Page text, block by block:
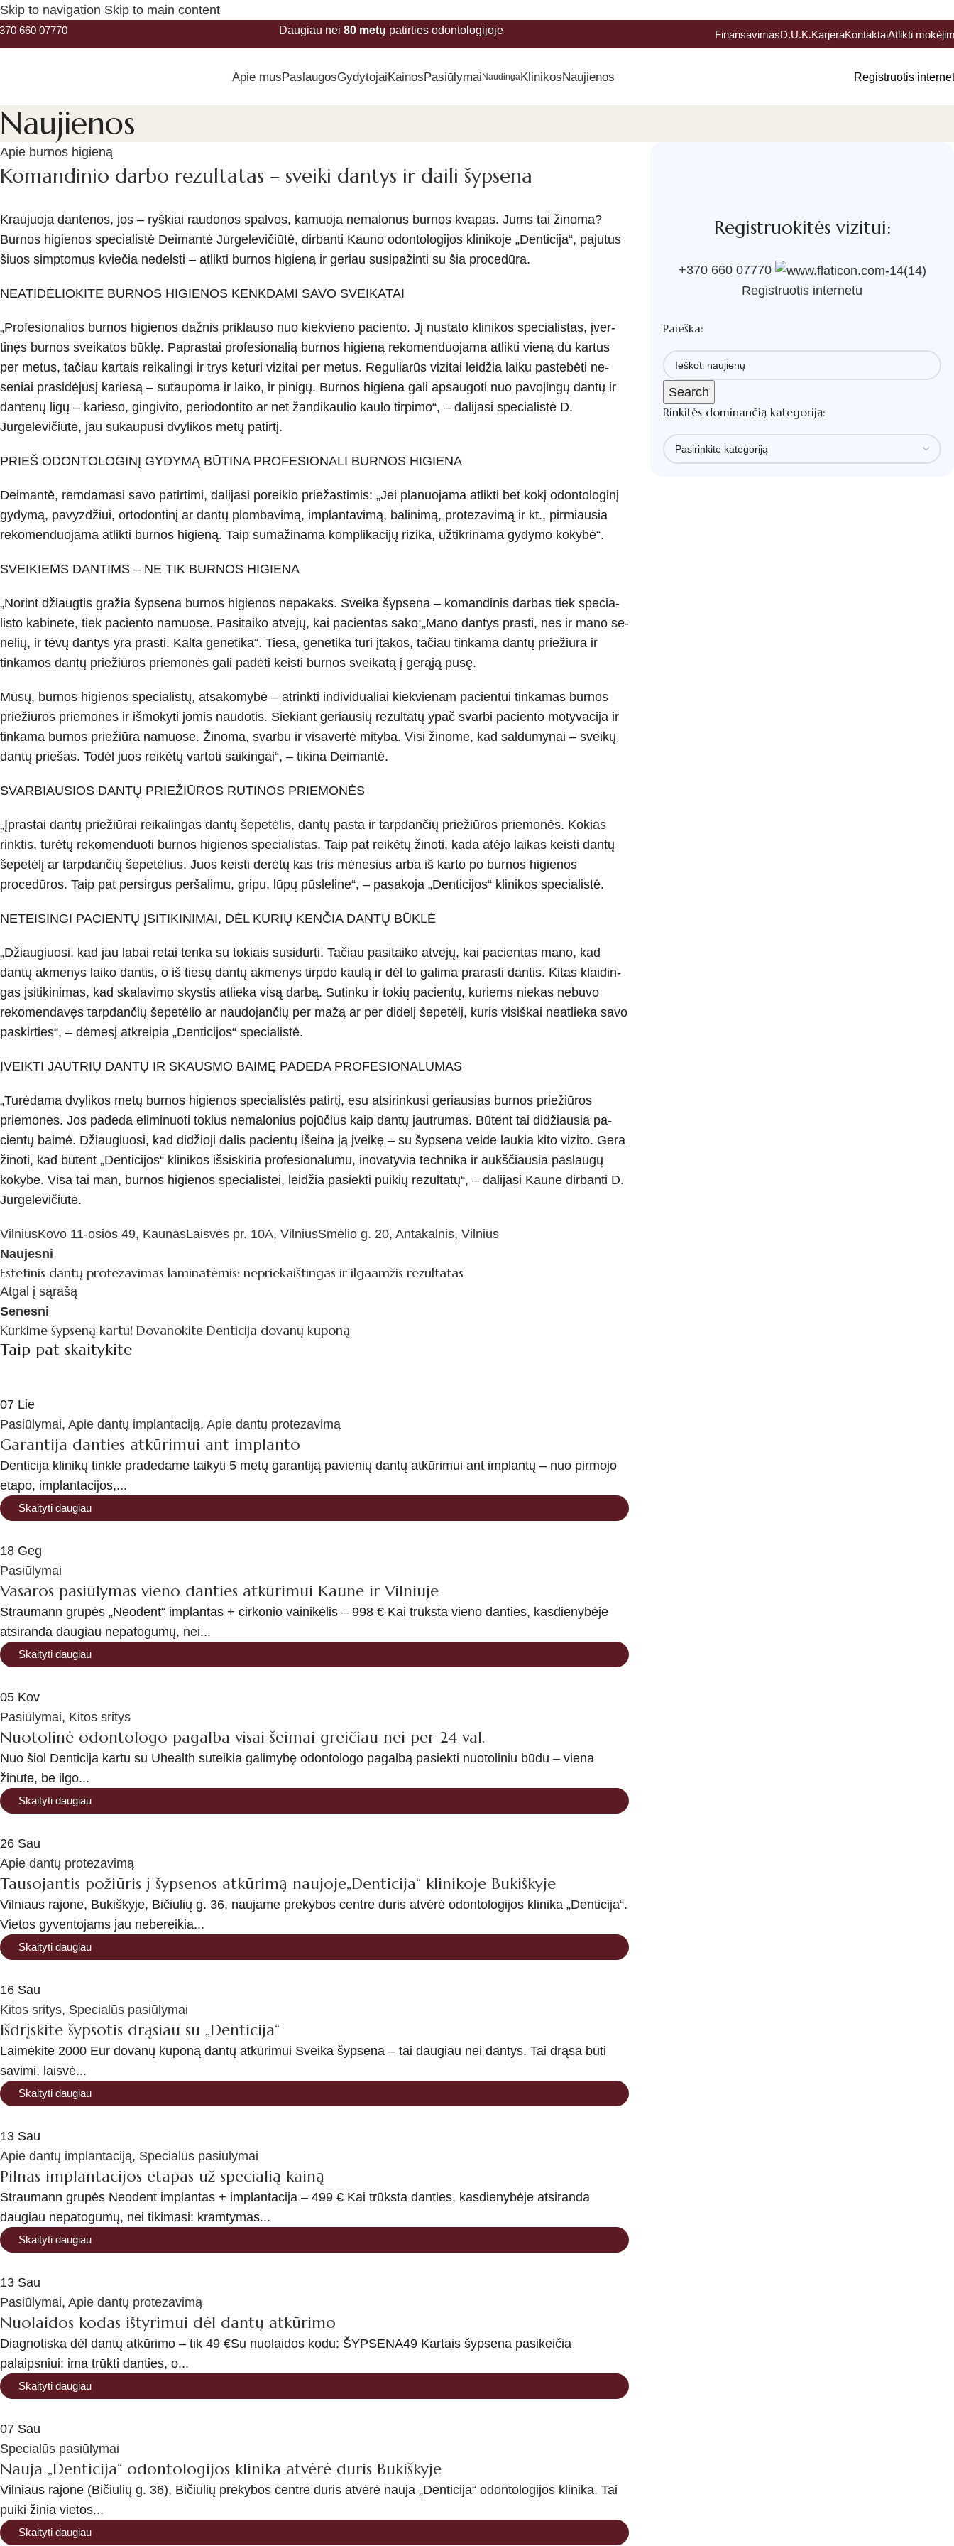
Skip to navigation Skip to main content
660 07770 Daugiau nei 80 metų patirties odontologijoje FinansavimasD.U.K.KarjeraKontaktaiAtlikti
Apie musPaslaugosGydytojaiKainosPasiūlymai NaudingaKlinikosNaujienos Registruotis
Naujienos
Apie burnos higieną
Komandinio darbo rezultatas – sveiki dantys ir daili šypsena
Kraujuoja dante­nos, jos – ryškiai raudonos spalvos, kamuoja nemalo­nus burnos kvapas. Jums tai žinoma?
Burnos higienos specialistė Deimantė Jurgelevičiūtė, dir­banti Kauno odon­tologijos klinikoje „Denticija“, pajutus
šiuos simptomus kviečia nedelsti – at­likti burnos higieną ir geriau susipažinti su šia procedūra.
NEATIDĖLIOKITE BURNOS HIGIENOS KENKDAMI SAVO SVEIKATAI
„Profesionalios burnos higienos daž­nis priklauso nuo kiekvieno paciento. Jį nustato klinikos specialistas, įver­
tinęs burnos sveikatos būklę. Papras­tai profesionalią burnos higieną reko­menduojama atlikti vieną du kartus
per metus, tačiau kartais reikalingi ir trys keturi vizitai per metus. Regulia­rūs vizitai leidžia laiku pastebėti ne­
seniai prasidėjusį kariesą – sutaupo­ma ir laiko, ir pinigų. Burnos higie­na gali apsaugoti nuo pavojingų dan­tų ir
dantenų ligų – karieso, gingivito, periodontito ar net žandikaulio kaulo tirpimo“, – dalijasi specialistė D.
Jurgelevičiūtė, jau sukaupusi dvylikos metų patirtį.
PRIEŠ ODONTOLOGINĮ GYDYMĄ BŪTINA PROFESIONALI BURNOS HIGIENA
Deimantė, remdamasi savo patirti­mi, dalijasi poreikio priežastimis: „Jei planuojama atlikti bet kokį odontolo­ginį
gydymą, pavyzdžiui, ortodonti­nį ar dantų plombavimą, implantavi­mą, balinimą, protezavimą ir kt., pir­miausia
rekomenduojama atlikti bur­nos higieną. Taip sumažinama komplikacijų rizika, užtikrinama gydymo kokybė“.
SVEIKIEMS DANTIMS – NE TIK BURNOS HIGIENA
„Norint džiaugtis gražia šypsena bur­nos higienos nepakaks. Sveika šypse­na – komandinis darbas tiek specia­
listo kabinete, tiek paciento namuose. Pasitaiko atvejų, kai pacientas sako:„Mano dantys prasti, nes ir mano se­
nelių, ir tėvų dantys yra prasti. Kal­ta genetika“. Tiesa, genetika turi įta­kos, tačiau tinkama dantų priežiūra ir
tinkamos dantų priežiūros priemo­nės gali padėti keisti burnos sveikatą į gerąją pusę.
Mūsų, burnos higienos specialistų, atsakomybė – atrinkti in­dividualiai kiekvienam pacientui tin­kamas burnos
priežiūros priemones ir išmokyti jomis naudotis. Siekiant geriausių rezultatų ypač svarbi pa­ciento motyvacija ir
tinkama burnos priežiūra namuose. Žinoma, svar­bu ir visavertė mityba. Visi žinome, kad saldumynai – sveikų
dantų prie­šas. Todėl juos reikėtų vartoti saikin­gai“, – tikina Deimantė.
SVARBIAUSIOS DANTŲ PRIEŽIŪROS RUTINOS PRIEMONĖS
„Įprastai dantų priežiūrai reikalingas dantų šepetėlis, dantų pasta ir tarp­dančių priežiūros priemonės. Kokias
rinktis, turėtų rekomenduoti burnos higienos specialistas. Taip pat reikėtų žinoti, kada atėjo laikas keisti dantų
šepetėlį ar tarpdančių šepetėlius. Juos keisti derėtų kas tris mėnesius arba iš karto po burnos higienos
procedūros. Taip pat persirgus peršalimu, gripu, lūpų pūsleline“, – pasakoja „Denticijos“ klinikos specialistė.
NETEISINGI PACIENTŲ ĮSITIKINIMAI, DĖL KURIŲ KENČIA DANTŲ BŪKLĖ
„Džiaugiuosi, kad jau labai retai ten­ka su tokiais susidurti. Tačiau pasi­taiko atvejų, kai pacientas mano, kad
dantų akmenys laiko dantis, o iš tiesų dantų akmenys tirpdo kaulą ir dėl to galima prarasti dantis. Kitas klaidin­
gas įsitikinimas, kad skalavimo skystis atlieka visą darbą. Sutinku ir to­kių pacientų, kuriems niekas nebu­vo
rekomendavęs tarpdančių šepetė­lio ar naudojančių per mažą ar per di­delį šepetėlį, kuris visiškai neatlieka savo
paskirties“, – dėmesį atkreipia „Denticijos“ specialistė.
ĮVEIKTI JAUTRIŲ DANTŲ IR SKAUSMO BAIMĘ PADEDA PROFESIONALUMAS
„Turėdama dvylikos metų burnos hi­gienos specialistės patirtį, esu atsi­rinkusi geriausias burnos priežiūros
priemones. Jos padeda eliminuoti to­kius nemalonius pojūčius kaip dantų jautrumas. Būtent tai didžiausia pa­
cientų baimė. Džiaugiuosi, kad didžio­ji dalis pacientų išeina ją įveikę – su šypsena veide laukia kito vizito. Gera
žinoti, kad būtent „Denticijos“ klini­kos išsiskiria profesionalumu, inova­tyvia technika ir aukščiausia paslau­gų
kokybe. Visa tai man, burnos higie­nos specialistei, leidžia pasiekti puikių rezultatų“, – dalijasi Kaune dirbanti D.
Jurgelevičiūtė.
VilniusKovo 11-osios 49, KaunasLaisvės pr. 10A, VilniusSmėlio g. 20, Antakalnis, Vilnius
Naujesni
Estetinis dantų protezavimas laminatėmis: nepriekaištingas ir ilgaamžis rezultatas
Atgal į sąrašą
Senesni
Kurkime šypseną kartu! Dovanokite Denticija dovanų kuponą
Taip pat skaitykite
07 Lie
Pasiūlymai, Apie dantų implantaciją, Apie dantų protezavimą
Garantija danties atkūrimui ant implanto
Denticija klinikų tinkle pradedame taikyti 5 metų garantiją pavienių dantų atkūrimui ant implantų – nuo pirmojo
etapo, implantacijos,...
Skaityti daugiau
18 Geg
Pasiūlymai
Vasaros pasiūlymas vieno danties atkūrimui Kaune ir Vilniuje
Straumann grupės „Neodent“ implantas + cirkonio vainikėlis – 998 € Kai trūksta vieno danties, kasdienybėje
atsiranda daugiau nepatogumų, nei...
Skaityti daugiau
05 Kov
Pasiūlymai, Kitos sritys
Nuotolinė odontologo pagalba visai šeimai greičiau nei per 24 val.
Nuo šiol Denticija kartu su Uhealth suteikia galimybę odontologo pagalbą pasiekti nuotoliniu būdu – viena
žinute, be ilgo...
Skaityti daugiau
26 Sau
Apie dantų protezavimą
Tausojantis požiūris į šypsenos atkūrimą naujoje„Denticija“ klinikoje Bukiškyje
Vilniaus rajone, Bukiškyje, Bičiulių g. 36, naujame prekybos centre duris atvėrė odontologijos klinika „Denticija“.
Vietos gyventojams jau nebereikia...
Skaityti daugiau
16 Sau
Kitos sritys, Specialūs pasiūlymai
Išdrįskite šypsotis drąsiau su „Denticija“
Laimėkite 2000 Eur dovanų kuponą dantų atkūrimui Sveika šypsena – tai daugiau nei dantys. Tai drąsa būti
savimi, laisvė...
Skaityti daugiau
13 Sau
Apie dantų implantaciją, Specialūs pasiūlymai
Pilnas implantacijos etapas už specialią kainą
Straumann grupės Neodent implantas + implantacija – 499 € Kai trūksta danties, kasdienybėje atsiranda
daugiau nepatogumų, nei tikimasi: kramtymas...
Skaityti daugiau
13 Sau
Pasiūlymai, Apie dantų protezavimą
Nuolaidos kodas ištyrimui dėl dantų atkūrimo
Diagnotiska dėl dantų atkūrimo – tik 49 €Su nuolaidos kodu: ŠYPSENA49 Kartais šypsena pasikeičia
palaipsniui: ima trūkti danties, o...
Skaityti daugiau
07 Sau
Specialūs pasiūlymai
Nauja „Denticija“ odontologijos klinika atvėrė duris Bukiškyje
Vilniaus rajone (Bičiulių g. 36), Bičiulių prekybos centre duris atvėrė nauja „Denticija“ odontologijos klinika. Tai
puiki žinia vietos...
Skaityti daugiau
Registruokitės vizitui:
+370 660 07770
Registruotis internetu
Paieška:
Search
Rinkitės dominančią kategoriją: